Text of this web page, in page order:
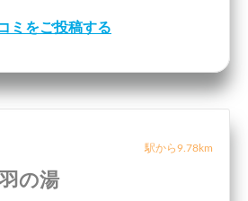
ミをご投稿する
駅から9.78km
の湯